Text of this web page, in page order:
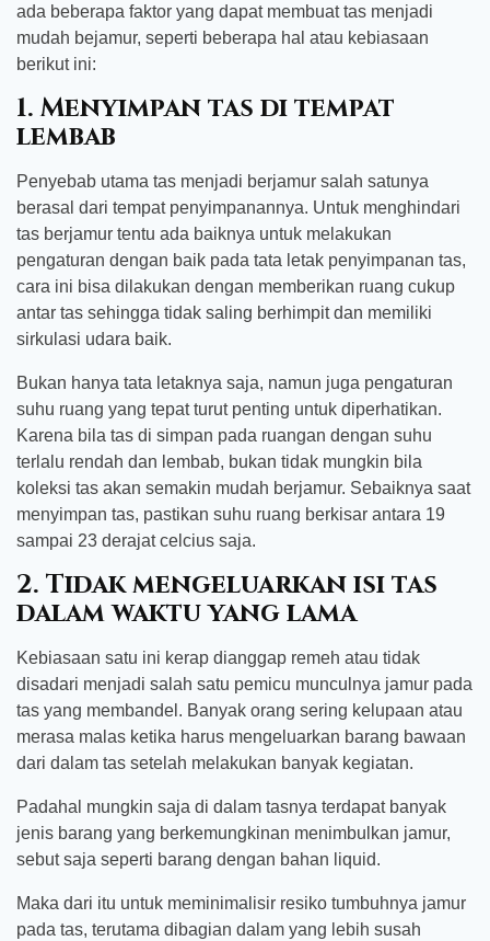
ada beberapa faktor yang dapat membuat tas menjadi
mudah bejamur, seperti beberapa hal atau kebiasaan
berikut ini:
1. Menyimpan tas di tempat
lembab
Penyebab utama tas menjadi berjamur salah satunya
berasal dari tempat penyimpanannya. Untuk menghindari
tas berjamur tentu ada baiknya untuk melakukan
pengaturan dengan baik pada tata letak penyimpanan tas,
cara ini bisa dilakukan dengan memberikan ruang cukup
antar tas sehingga tidak saling berhimpit dan memiliki
sirkulasi udara baik.
Bukan hanya tata letaknya saja, namun juga pengaturan
suhu ruang yang tepat turut penting untuk diperhatikan.
Karena bila tas di simpan pada ruangan dengan suhu
terlalu rendah dan lembab, bukan tidak mungkin bila
koleksi tas akan semakin mudah berjamur. Sebaiknya saat
menyimpan tas, pastikan suhu ruang berkisar antara 19
sampai 23 derajat celcius saja.
2. Tidak mengeluarkan isi tas
dalam waktu yang lama
Kebiasaan satu ini kerap dianggap remeh atau tidak
disadari menjadi salah satu pemicu munculnya jamur pada
tas yang membandel. Banyak orang sering kelupaan atau
merasa malas ketika harus mengeluarkan barang bawaan
dari dalam tas setelah melakukan banyak kegiatan.
Padahal mungkin saja di dalam tasnya terdapat banyak
jenis barang yang berkemungkinan menimbulkan jamur,
sebut saja seperti barang dengan bahan liquid.
Maka dari itu untuk meminimalisir resiko tumbuhnya jamur
pada tas, terutama dibagian dalam yang lebih susah